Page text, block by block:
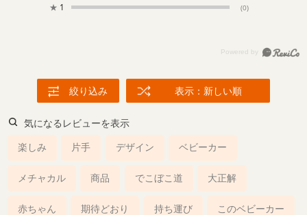
★ 1 (0)
絞り込み 表示：新しい順
気になるレビューを表示
楽しみ 片手 デザイン ベビーカー
メチャカル 商品 でこぼこ道 大正解
赤ちゃん 期待どおり 持ち運び このベビーカー